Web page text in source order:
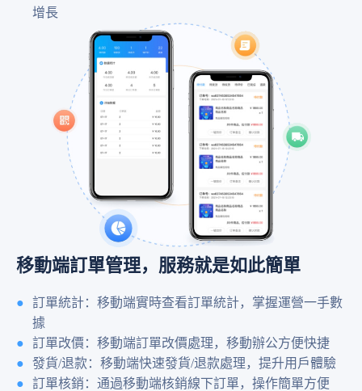
增長
移動端訂單管理，服務就是如此簡單
訂單統計：移動端實時查看訂單統計，掌握運營一手數
據
訂單改價：移動端訂單改價處理，移動辦公方便快捷
發貨/退款：移動端快速發貨/退款處理，提升用戶體驗
訂單核銷：通過移動端核銷線下訂單，操作簡單方便